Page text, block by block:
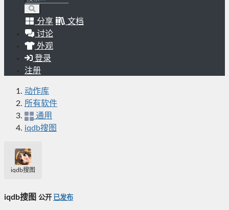
分享
文档
讨论
外观
登录
注册
动作库
所有软件
通用
iqdb搜图
iqdb搜图
iqdb搜图 公开 已发布